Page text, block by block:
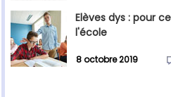
Elèves dys : pour
l'école
8 octobre 2019